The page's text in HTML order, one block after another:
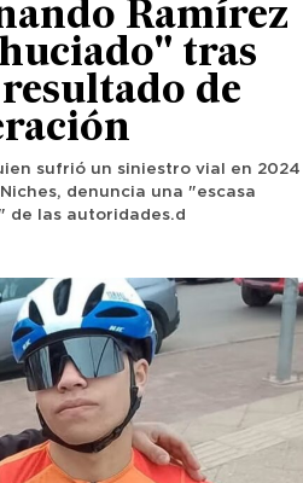
Ramírez
tras
de
sufrió un siniestro vial en 2024
denuncia una "escasa
de las autoridades.d